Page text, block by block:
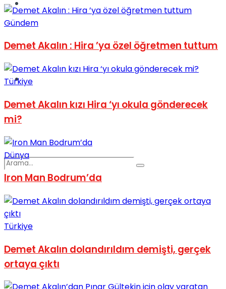
Podcast
Gündem
Demet Akalın : Hira ’ya özel öğretmen tuttum
Türkiye
Demet Akalın kızı Hira ‘yı okula gönderecek
mi?
Dünya
Iron Man Bodrum’da
Türkiye
Demet Akalın dolandırıldım demişti, gerçek
ortaya çıktı